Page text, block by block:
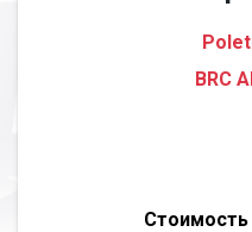
BRC
Стоимость